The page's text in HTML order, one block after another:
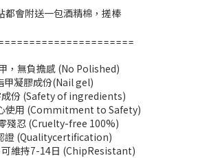
都會附送一包酒精棉，搓棒
====================
，無負擔感 (No Polished)
甲凝膠成份(Nail gel)
成份 (Safety of ingredients)
使用 (Commitment to Safety)
殘忍 (Cruelty-free 100%)
證 (Qualitycertification)
可維持7-14日 (ChipResistant)